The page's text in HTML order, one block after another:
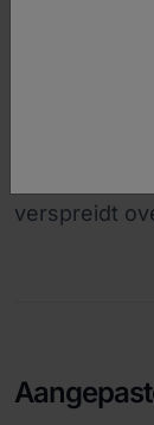
In deze gids
verspreidt